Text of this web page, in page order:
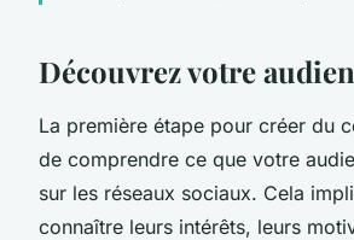
Découvrez votre
La première étape pour créer du
de comprendre ce que votre
sur les réseaux sociaux. Cela
connaître leurs intérêts, leurs